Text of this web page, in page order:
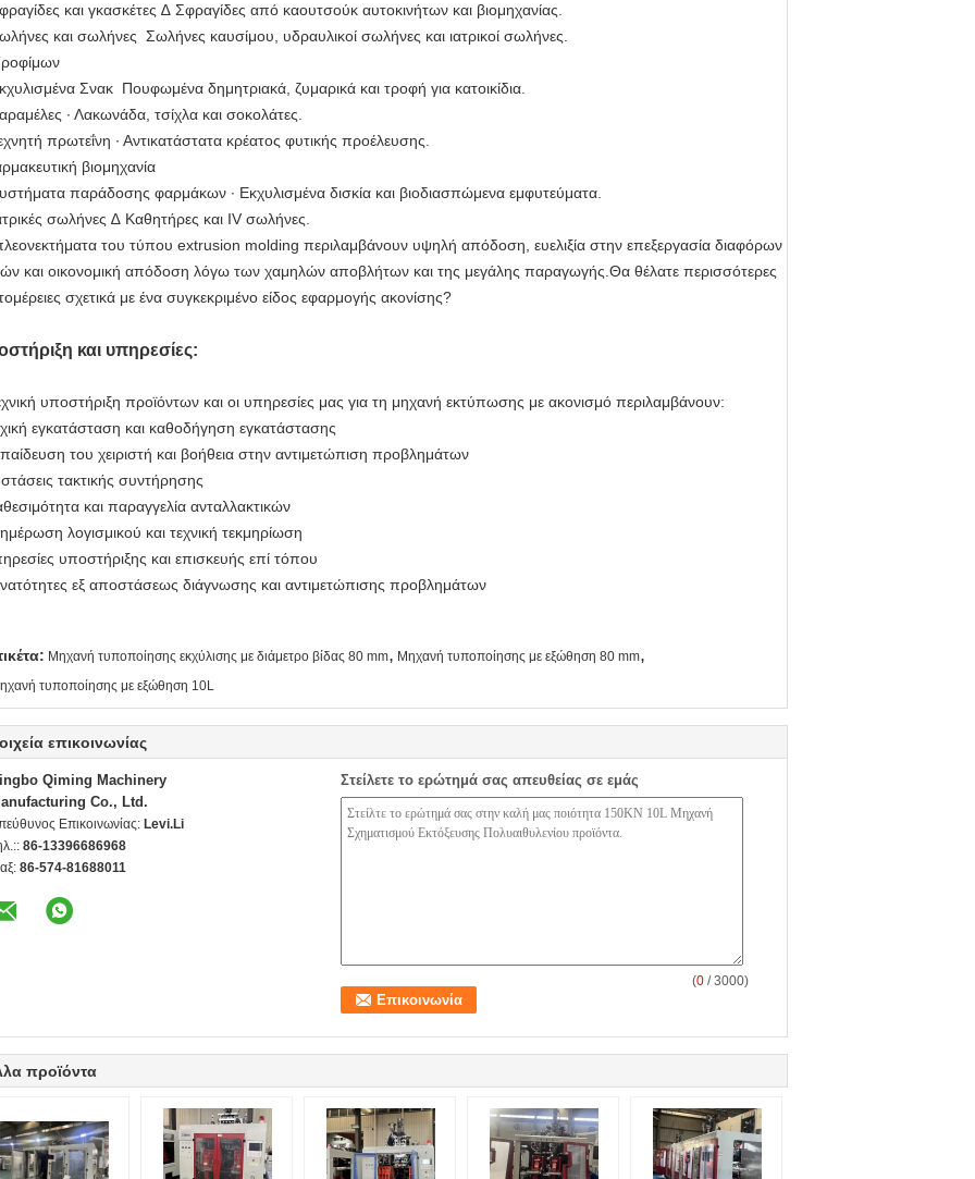
και γκασκέτες ∆ Σφραγίδες από καουτσούκ αυτοκινήτων και βιομηχανίας.
και σωλήνες ️ Σωλήνες καυσίμου, υδραυλικοί σωλήνες και ιατρικοί σωλήνες.
Σνακ ️ Πουφωμένα δημητριακά, ζυμαρικά και τροφή για κατοικίδια.
∙ Λακωνάδα, τσίχλα και σοκολάτες.
πρωτεΐνη ∙ Αντικατάστατα κρέατος φυτικής προέλευσης.
βιομηχανία
παράδοσης φαρμάκων ∙ Εκχυλισμένα δισκία και βιοδιασπώμενα εμφυτεύματα.
σωλήνες ∆ Καθητήρες και IV σωλήνες.
του τύπου extrusion molding περιλαμβάνουν υψηλή απόδοση, ευελιξία στην επεξεργασία διαφόρων
και οικονομική απόδοση λόγω των χαμηλών αποβλήτων και της μεγάλης παραγωγής.Θα θέλατε περισσότερες
σχετικά με ένα συγκεκριμένο είδος εφαρμογής ακονίσης?
και υπηρεσίες:
υποστήριξη προϊόντων και οι υπηρεσίες μας για τη μηχανή εκτύπωσης με ακονισμό περιλαμβάνουν:
εγκατάσταση και καθοδήγηση εγκατάστασης
του χειριστή και βοήθεια στην αντιμετώπιση προβλημάτων
τακτικής συντήρησης
και παραγγελία ανταλλακτικών
λογισμικού και τεχνική τεκμηρίωση
υποστήριξης και επισκευής επί τόπου
εξ αποστάσεως διάγνωσης και αντιμετώπισης προβλημάτων
Μηχανή τυποποίησης εκχύλισης με διάμετρο βίδας 80 mm, Μηχανή τυποποίησης με εξώθηση 80 mm,
τυποποίησης με εξώθηση 10L
επικοινωνίας
Qiming Machinery
Co., Ltd.
Επικοινωνίας: Levi.Li
86-13396686968
86-574-81688011
Στείλετε το ερώτημά σας απευθείας σε εμάς
(0 / 3000)
προϊόντα